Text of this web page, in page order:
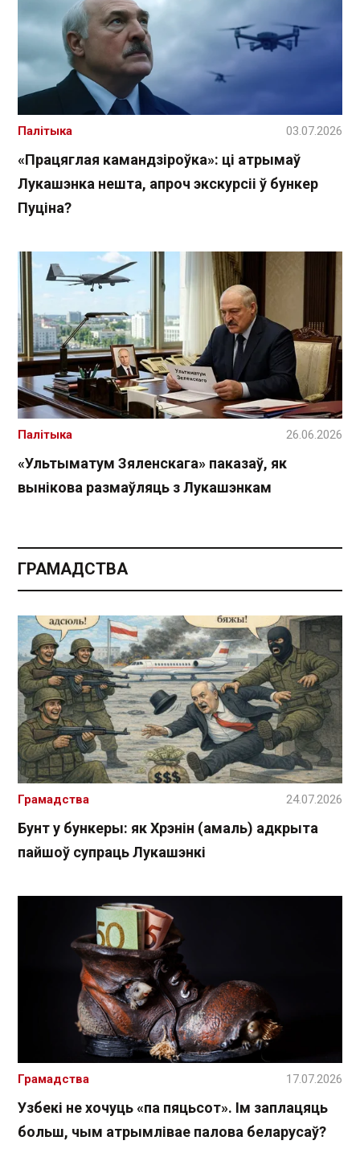
«Працяглая камандзіроўка»: ці атрымаў
Лукашэнка нешта, апроч экскурсіі ў бункер
Пуціна?
Палітыка 03.07.2026
«Ультыматум Зяленскага» паказаў, як
вынікова размаўляць з Лукашэнкам
Палітыка 26.06.2026
ГРАМАДСТВА
Бунт у бункеры: як Хрэнін (амаль) адкрыта
пайшоў супраць Лукашэнкі
Грамадства 24.07.2026
Узбекі не хочуць «па пяцьсот». Ім заплацяць
больш, чым атрымлівае палова беларусаў?
Грамадства 17.07.2026